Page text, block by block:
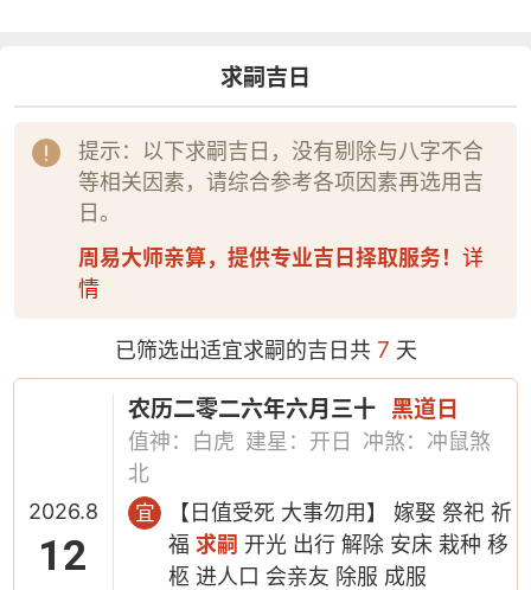
求嗣吉日
提示：以下求嗣吉日，没有剔除与八字不合
等相关因素，请综合参考各项因素再选用吉
日。
周易大师亲算，提供专业吉日择取服务！ 详
情
已筛选出适宜求嗣的吉日共7 天
2026.8
12
农历二零二六年六月三十 黑道日
值神：白虎 建星：开日
冲煞：冲鼠煞
北
宜
【日值受死 大事勿用】 嫁娶 祭祀 祈
福求嗣 开光 出行 解除 安床 栽种 移
柩 进人口 会亲友 除服 成服